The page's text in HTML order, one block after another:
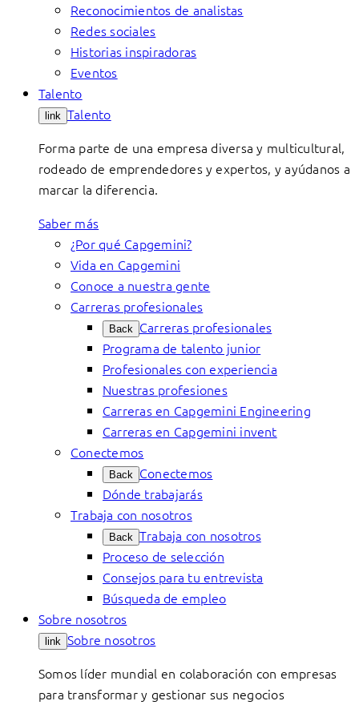
Reconocimientos de analistas
Redes sociales
Historias inspiradoras
Eventos
Talento
link Talento
Forma parte de una empresa diversa y multicultural,
rodeado de emprendedores y expertos, y ayúdanos a
marcar la diferencia.
Saber más
¿Por qué Capgemini?
Vida en Capgemini
Conoce a nuestra gente
Carreras profesionales
Back Carreras profesionales
Programa de talento junior
Profesionales con experiencia
Nuestras profesiones
Carreras en Capgemini Engineering
Carreras en Capgemini invent
Conectemos
Back Conectemos
Dónde trabajarás
Trabaja con nosotros
Back Trabaja con nosotros
Proceso de selección
Consejos para tu entrevista
Búsqueda de empleo
Sobre nosotros
link Sobre nosotros
Somos líder mundial en colaboración con empresas
para transformar y gestionar sus negocios